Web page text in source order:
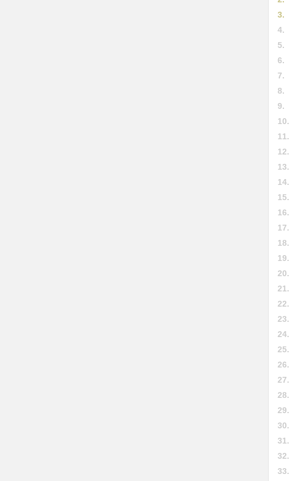
3.
4.
5.
6.
7.
8.
9.
10.
11.
12.
13.
14.
15.
16.
17.
18.
19.
20.
21.
22.
23.
24.
25.
26.
27.
28.
29.
30.
31.
32.
33.